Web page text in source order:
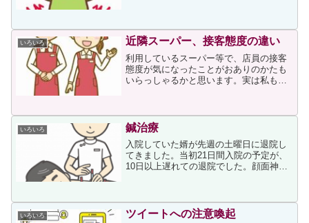
です。その中の一つが↓なのですが、昨日
の午前10時少し過ぎ...
いろいろ 近隣スーパー、接客態度の違い
利用しているスーパー等で、店員の接客
態度が気になったことがおありのかたも
いらっしゃるかと思います。実は私もそ
こからこの違いが出ているのかが気にな
っています。二つのスー...
いろいろ 鍼治療
入院していた婿が先週の土曜日に退院し
てきました。当初21日間入院の予定が、
10日以上遅れての退院でした。顔面神経
面神経麻痺ですが、本...
いろいろ ツイートへの注意喚起